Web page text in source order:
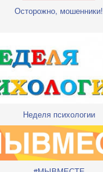
Осторожно, мошенники!
Неделя психологии